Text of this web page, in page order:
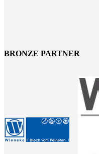
BRONZE PARTNER